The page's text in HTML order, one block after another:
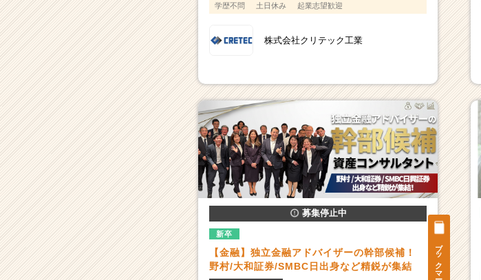
学歴不問 土日休み 起業志望歓迎
株式会社クリテック工業
ブックマーク
募集停止中
新卒
【金融】独立金融アドバイザーの幹部候補！
野村/大和証券/SMBC日出身など精鋭が集結